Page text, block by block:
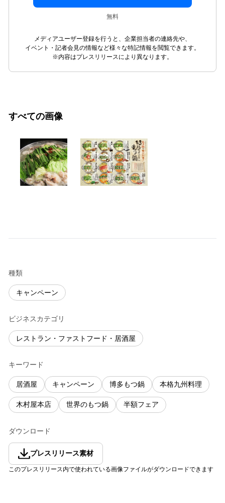
無料
メディアユーザー登録を行うと、企業担当者の連絡先や、
イベント・記者会見の情報など様々な特記情報を閲覧できます。
※内容はプレスリリースにより異なります。
すべての画像
種類
キャンペーン
ビジネスカテゴリ
レストラン・ファストフード・居酒屋
キーワード
居酒屋 キャンペーン 博多もつ鍋 本格九州料理
木村屋本店 世界のもつ鍋 半額フェア
ダウンロード
プレスリリース素材
このプレスリリース内で使われている画像ファイルがダウンロードできます